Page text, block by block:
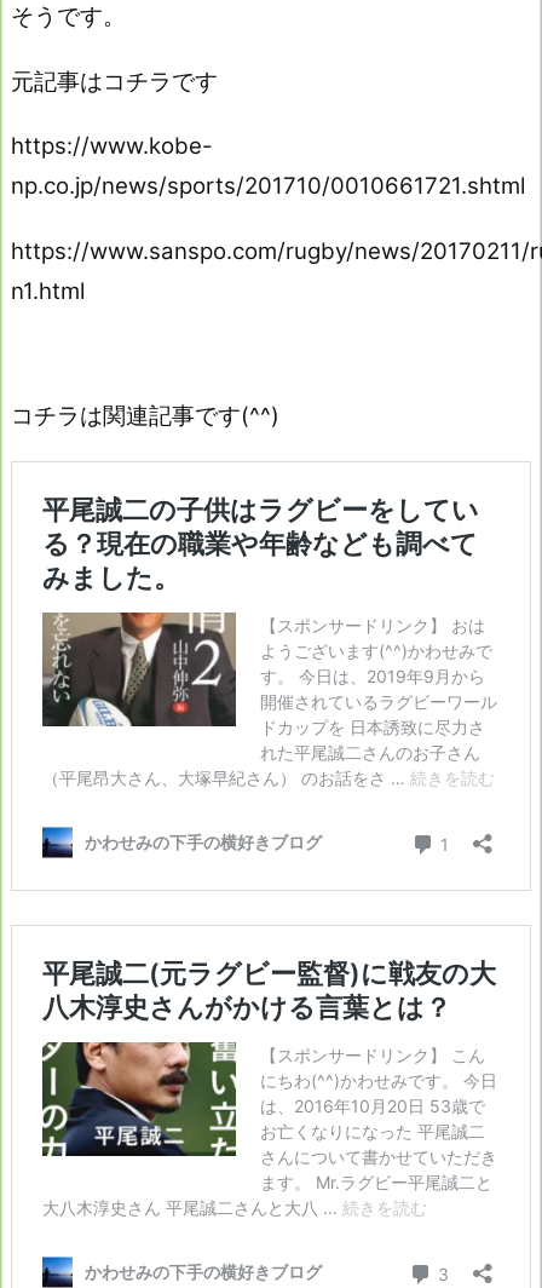
そうです。
元記事はコチラです
https://www.kobe-
np.co.jp/news/sports/201710/0010661721.shtml
https://www.sanspo.com/rugby/news/20170211/
n1.html
コチラは関連記事です(^^)